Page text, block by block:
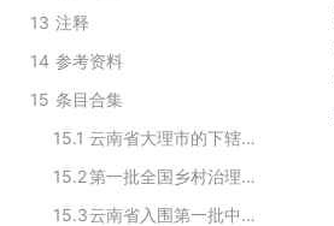
13 注释
14 参考资料
15 条目合集
15.1
云南省大理市的下辖乡镇
15.2
第一批全国乡村治理示范乡镇
15.3
云南省入围第一批中国特色小镇的名单